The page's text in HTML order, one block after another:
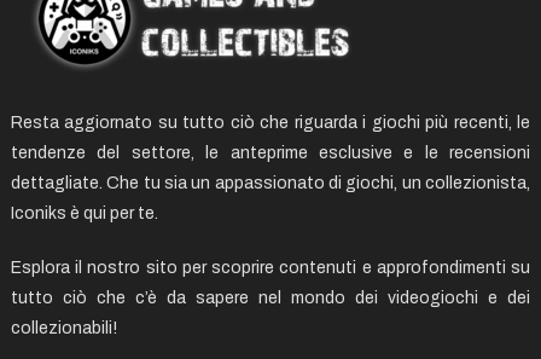
Resta aggiornato su tutto ciò che riguarda i giochi più recenti, le
tendenze del settore, le anteprime esclusive e le recensioni
dettagliate. Che tu sia un appassionato di giochi, un collezionista,
Iconiks è qui per te.
Esplora il nostro sito per scoprire contenuti e approfondimenti su
tutto ciò che c’è da sapere nel mondo dei videogiochi e dei
collezionabili!